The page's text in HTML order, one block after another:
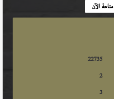
متاحة الآن
22735
2
3